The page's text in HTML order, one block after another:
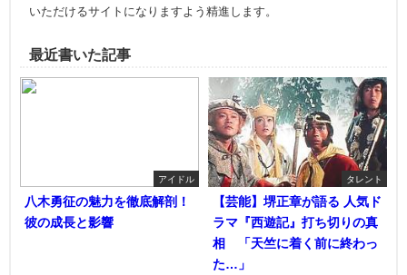
いただけるサイトになりますよう精進します。
最近書いた記事
アイドル
八木勇征の魅力を徹底解剖！
彼の成長と影響
タレント
【芸能】堺正章が語る 人気ド
ラマ『西遊記』打ち切りの真
相 「天竺に着く前に終わっ
た…」